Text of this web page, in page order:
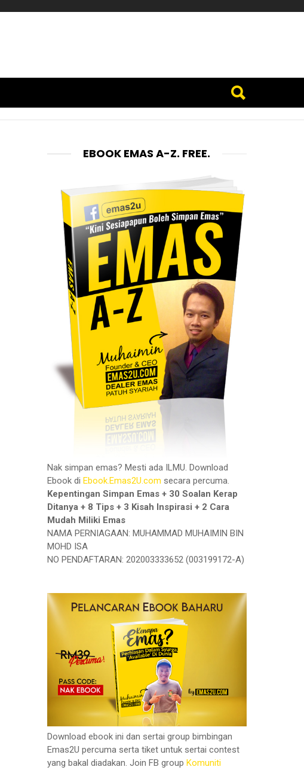
EBOOK EMAS A-Z. FREE.
Nak simpan emas? Mesti ada ILMU. Download
Ebook di Ebook.Emas2U.com secara percuma.
Kepentingan Simpan Emas + 30 Soalan Kerap
Ditanya + 8 Tips + 3 Kisah Inspirasi + 2 Cara
Mudah Miliki Emas
NAMA PERNIAGAAN: MUHAMMAD MUHAIMIN BIN
MOHD ISA
NO PENDAFTARAN: 202003333652 (003199172-A)
Download ebook ini dan sertai group bimbingan
Emas2U percuma serta tiket untuk sertai contest
yang bakal diadakan. Join FB group Komuniti